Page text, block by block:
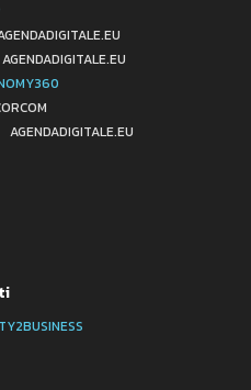
AGENDADIGITALE.EU
AGENDADIGITALE.EU